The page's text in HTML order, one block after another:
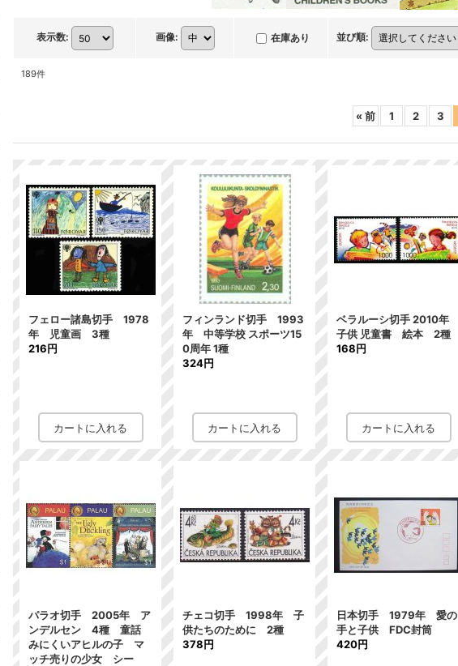
表示数: 画像: 在庫あり 並び順:
189件
«前 1 2 3
フェロー諸島切手 1978
年 児童画 3種
216円
フィンランド切手 1993
年 中等学校 スポーツ15
0周年 1種
324円
ベラルーシ切手 2010年
子供 児童書 絵本 2種
168円
パラオ切手 2005年 ア
ンデルセン 4種 童話
みにくいアヒルの子 マ
ッチ売りの少女 シー
チェコ切手 1998年 子
供たちのために 2種
378円
日本切手 1979年 愛の
手と子供 FDC封筒
420円